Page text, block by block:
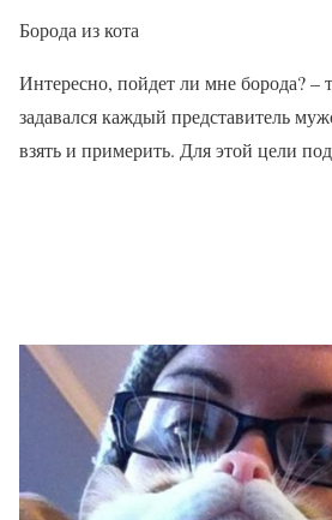
Борода из кота
Интересно, пойдет ли мне борода? –
задавался каждый представитель
взять и примерить. Для этой цели